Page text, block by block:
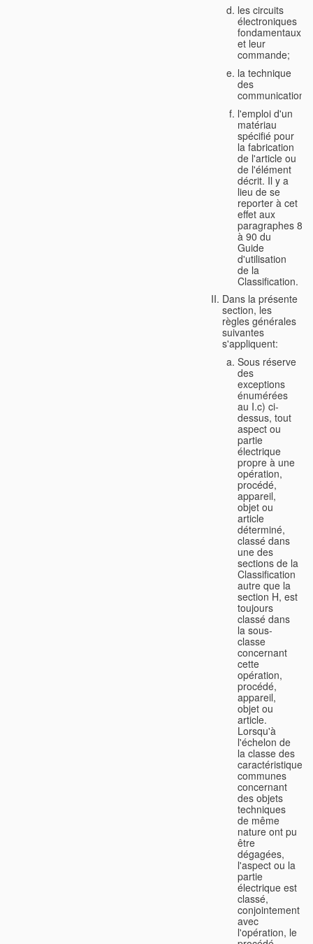
les circuits
électroniques
fondamentaux
et leur
commande;
la technique
des
communications;
l'emploi d'un
matériau
spécifié pour
la fabrication
de l'article ou
de l'élément
décrit. Il y a
lieu de se
reporter à cet
effet aux
paragraphes 88
à 90 du
Guide
d'utilisation
de la
Classification.
Dans la présente
section, les
règles générales
suivantes
s'appliquent:
Sous réserve
des
exceptions
énumérées
au I.c) ci-
dessus, tout
aspect ou
partie
électrique
propre à une
opération,
procédé,
appareil,
objet ou
article
déterminé,
classé dans
une des
sections de la
Classification
autre que la
section H, est
toujours
classé dans
la sous-
classe
concernant
cette
opération,
procédé,
appareil,
objet ou
article.
Lorsqu'à
l'échelon de
la classe des
caractéristiques
communes
concernant
des objets
techniques
de même
nature ont pu
être
dégagées,
l'aspect ou la
partie
électrique est
classé,
conjointement
avec
l'opération, le